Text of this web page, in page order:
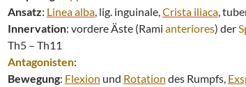
Ansatz: Linea alba, lig. inguinale,Crista iliaca,
Innervation: vordere Äste (Rami anteriores) der
Th5 – Th11
Antagonisten:
Bewegung: Flexion und Rotation des Rumpfs,